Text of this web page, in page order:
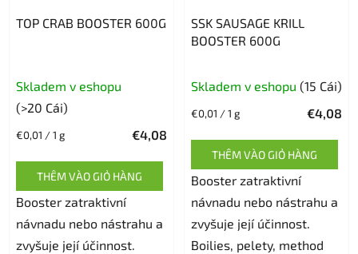
TOP CRAB BOOSTER 600G
giá
của
sản
phẩm
là
5,0
Skladem v eshopu
(>20 Cái)
€4,08
Giá
lường:
€0,01 / 1 g
THÊM VÀO GIỎ HÀNG
Booster zatraktivní
návnadu nebo nástrahu a
zvyšuje její účinnost.
SSK SAUSAGE KRILL
BOOSTER 600G
Skladem v eshopu (15 Cái)
€4,08
Giá
lường:
€0,01 / 1 g
THÊM VÀO GIỎ HÀNG
Booster zatraktivní
návnadu nebo nástrahu a
zvyšuje její účinnost.
Boilies, pelety, method